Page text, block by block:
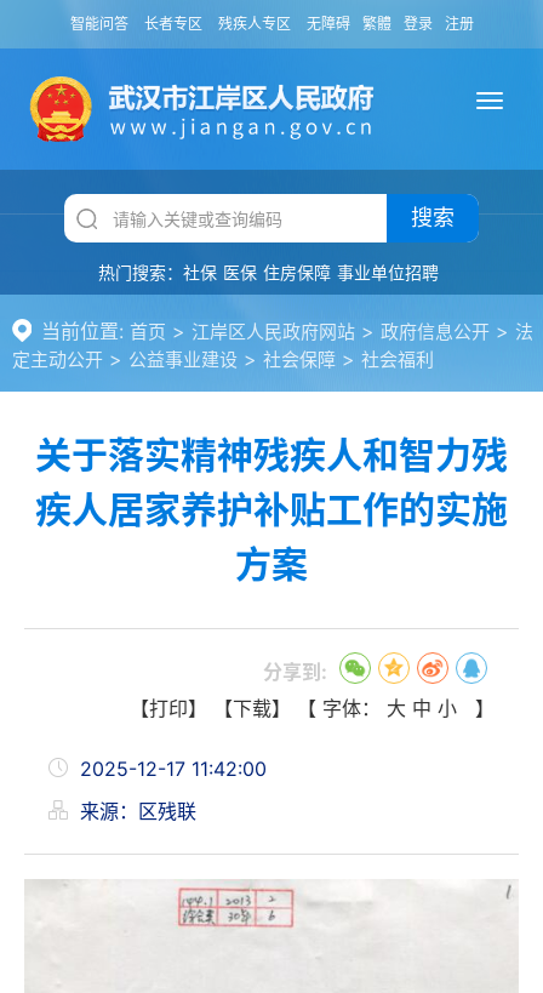
智能问答 长者专区 残疾人专区 无障碍 繁體 登录 注册
搜索
热门搜索： 社保 医保 住房保障 事业单位招聘
当前位置: 首页 > 江岸区人民政府网站 > 政府信息公开 > 法
定主动公开 > 公益事业建设 > 社会保障 > 社会福利
关于落实精神残疾人和智力残
疾人居家养护补贴工作的实施
方案
分享到:
【打印】
【下载】 【 字体： 大 中 小 】
2025-12-17 11:42:00
来源：区残联